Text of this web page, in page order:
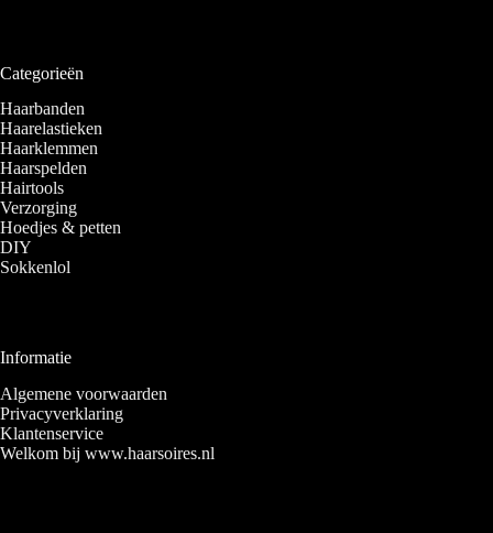
Categorieën
Haarbanden
Haarelastieken
Haarklemmen
Haarspelden
Hairtools
Verzorging
Hoedjes & petten
DIY
Sokkenlol
Informatie
Algemene voorwaarden
Privacyverklaring
Klantenservice
Welkom bij www.haarsoires.nl